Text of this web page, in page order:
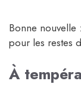
Bonne nouvelle
pour les restes
À